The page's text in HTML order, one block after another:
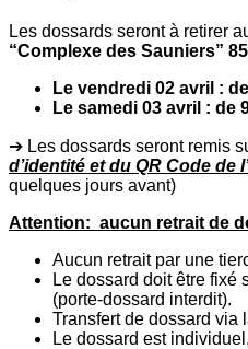
Les dossards seront à retirer
“Complexe des Sauniers”
Le vendredi 02 avril :
Le samedi 03 avril : de
➔ Les dossards seront remis
d’identité et du QR Code de
quelques jours avant)
Attention: aucun retrait de
Aucun retrait par une
Le dossard doit être fixé
(porte-dossard interdit).
Transfert de dossard via
Le dossard est